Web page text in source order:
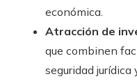
económica.
Atracción de
que combinen
seguridad